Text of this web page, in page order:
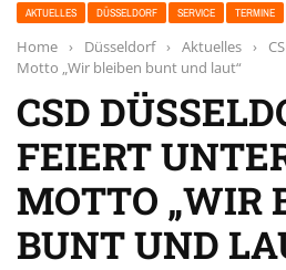
AKTUELLES DÜSSELDORF SERVICE TERMINE
Home › Düsseldorf › Aktuelles ›
Motto „Wir bleiben bunt und laut“
CSD
FEIERT
MOTTO „WIR
BUNT UND